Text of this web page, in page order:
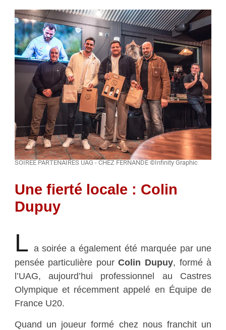
SOIREE PARTENAIRES UAG - CHEZ FERNANDE ©Infinity Graphic
Une fierté locale : Colin
Dupuy
L a soirée a également été marquée par une
pensée particulière pourColin Dupuy, formé à
l’UAG, aujourd’hui professionnel au Castres
Olympique et récemment appelé en Équipe de
France U20.
Quand un joueur formé chez nous franchit un